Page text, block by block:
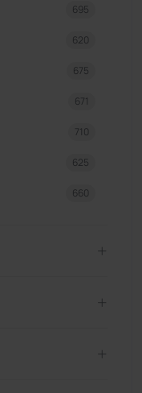
695
620
675
671
710
625
660